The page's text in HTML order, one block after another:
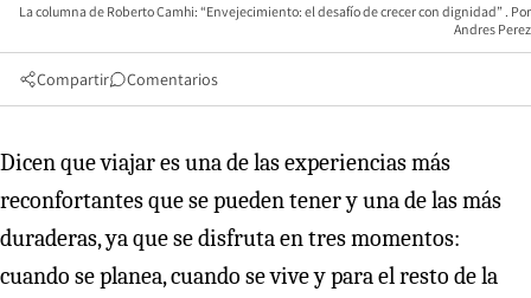
La columna de Roberto Camhi: “Envejecimiento: el desafío de crecer con dignidad”
Andres Perez
Compartir Comentarios
Dicen que viajar es una de las experiencias más
reconfortantes que se pueden tener y una de las más
duraderas, ya que se disfruta en tres momentos:
cuando se planea, cuando se vive y para el resto de la